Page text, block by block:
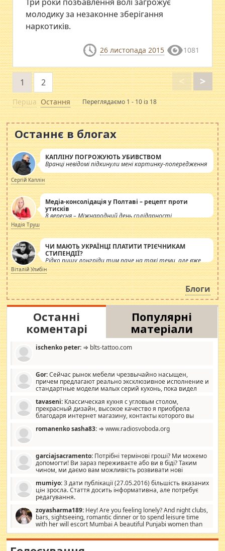
молодику за незаконне зберігання
наркотиків.
26 листопада 2015 1081
Перша
<
1 2 >
Остання Переглядаємо 1 - 10 із 18
Останнє в блогах
КАПЛІНУ ПОГРОЖУЮТЬ УБИВСТВОМ
Вранці невідомі підкинули мені картинку-попередження
Сергій Каплін
Медіа-консолідація у Полтаві – рецепт проти
утисків
8 вересня – Міжнародний день солідарності
журналістів.
Надія Труш
ЧИ МАЮТЬ УКРАЇНЦІ ПЛАТИТИ ТРІЄЧНИКАМ
СТИПЕНДІЇ?
Рідко пишу лонгріди тим паче на такі теми, але вже
просто дістало! Обурюють сьогоднішні інсенуації
навколо стипендіального питання. Штучно
роздувається ще одна соціальна катастрофа.
Віталій Улибін
Блоги
Останні
коментарі
Популярні
матеріали
ischenko peter: ⇒ blts-tattoo.com
Gor:Сейчас рынок мебели чрезвычайно насыщен,
причем предлагают реально эксклюзивное исполнение и
стандартные модели малых серий кухонь, пока видел
стандартные формы, в MebelOk, креативненько и что главное -
со вкусом все в порядке, без ненужных наворотов удорожающих
мебель, а это не последний фактор.
tavaseni: Классическая кухня с угловым столом,
прекрасный дизайн, высокое качество я приобрела
благодаря интернет магазину, контакты которого вы
romanenko sasha83: ⇒ www.radiosvoboda.org
garciajsacramento: Потрібні термінові гроші? Ми можемо
допомогти! Ви зараз переживаєте або ви в біді? Таким
чином, ми даємо вам можливість розвивати нові
допомагати людям, які намагаються дати їм шанс. Кожен
заслуговує на другий шанс, і, оскільки влада не зможе, вони
повинні приймати від інших. Для нас нема багато суми, і зрілість
витрат, а тільки узгоджених сум і нічого іншого. Не чекайте і не
коментуйте цей пост. Введіть суму, яку ви хочете подати, і ми
зв'яжемося з вами з усіма варіантами. зв'яжіться з нами
сьогодні на garciajsacramento@gmail.com Вам потрібні термінові
гроші? Ми можемо допомогти!
mumiyo:З дати публікації (27.05.2016) більшість вказаних
цін зросла. Стаття досить інформативна, але потребує
редагування.
zoyasharma189: Hey! Are you feeling lonely? And night clubs,
bars, sightseeing, romantic dinner or to spend leisure time
with her will escort Mumbai A beautiful Punjabi women than
sexy escort companion in arms that you guys feel like 5 star luxury
hotel had to spend the night in their search for loved solitaire free